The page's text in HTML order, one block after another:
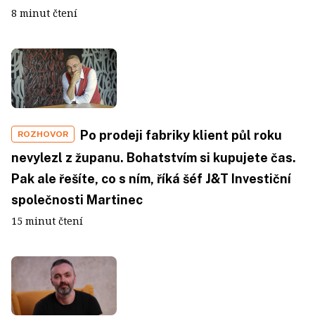
8 minut čtení
ROZHOVOR
Po prodeji fabriky klient půl roku
nevylezl z županu. Bohatstvím si kupujete čas.
Pak ale řešíte, co s ním, říká šéf J&T Investiční
společnosti Martinec
15 minut čtení